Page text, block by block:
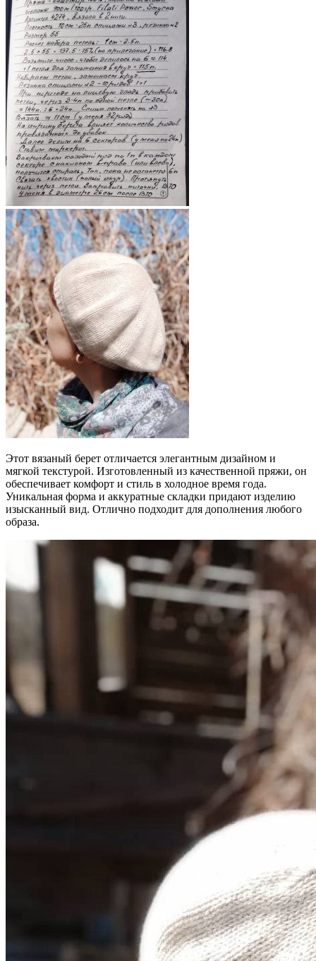
Этот вязаный берет отличается элегантным дизайном и
мягкой текстурой. Изготовленный из качественной пряжи, он
обеспечивает комфорт и стиль в холодное время года.
Уникальная форма и аккуратные складки придают изделию
изысканный вид. Отлично подходит для дополнения любого
образа.